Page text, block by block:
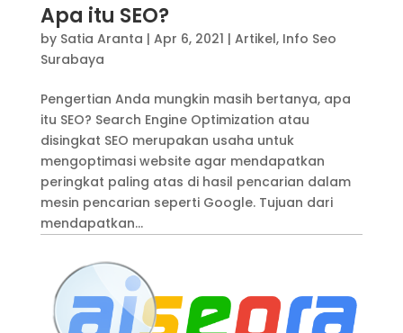
Apa itu SEO?
by Satia Aranta | Apr 6, 2021 | Artikel, Info Seo
Surabaya
Pengertian Anda mungkin masih bertanya, apa
itu SEO? Search Engine Optimization atau
disingkat SEO merupakan usaha untuk
mengoptimasi website agar mendapatkan
peringkat paling atas di hasil pencarian dalam
mesin pencarian seperti Google. Tujuan dari
mendapatkan...